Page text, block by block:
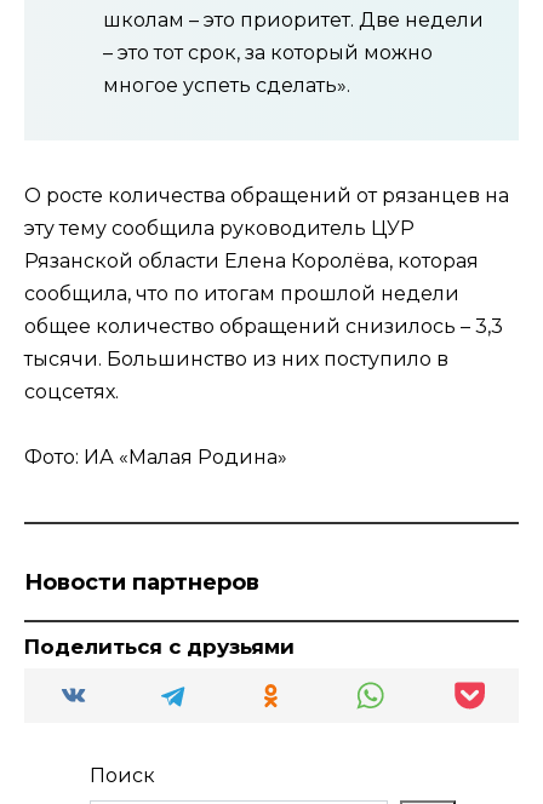
школам – это приоритет. Две недели
– это тот срок, за который можно
многое успеть сделать». ⠀
О росте количества обращений от рязанцев на
эту тему сообщила руководитель ЦУР
Рязанской области Елена Королёва, которая
сообщила, что по итогам прошлой недели
общее количество обращений снизилось – 3,3
тысячи. Большинство из них поступило в
соцсетях.
Фото: ИА «Малая Родина»
Новости партнеров
Поделиться с друзьями
Поиск